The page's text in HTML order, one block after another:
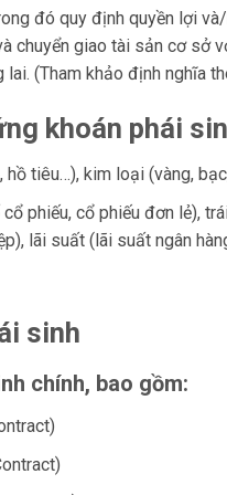
đó quy định quyền lợi
chuyển giao tài sản cơ sở
(Tham khảo định nghĩa
khoán phái
hồ tiêu…), kim loại (vàng,
phiếu, cổ phiếu đơn lẻ),
lãi suất (lãi suất ngân
sinh
chính, bao gồm: